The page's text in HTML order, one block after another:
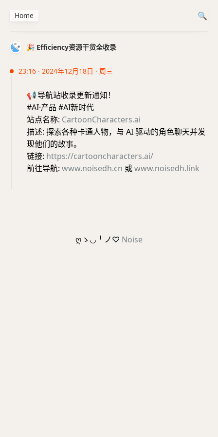
🎉 Efficiency资源干货全收录
23:16 · 2024年12月18日 · 周三
📢导航站收录更新通知！
#AI·产品 #AI新时代
站点名称: CartoonCharacters.ai
描述: 探索各种卡通人物，与 AI 驱动的角色聊天并发
现他们的故事。
链接: https://cartooncharacters.ai/
前往导航: www.noisedh.cn 或www.noisedh.link
Home
ღゝ◡╹ノ♡ Noise